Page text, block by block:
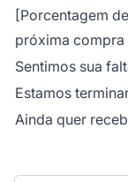
[Porcentagem
próxima compra
Sentimos sua
Estamos
Ainda quer